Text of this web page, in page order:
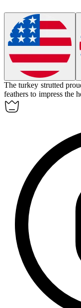
Theturkey strutted
feathers to impress the